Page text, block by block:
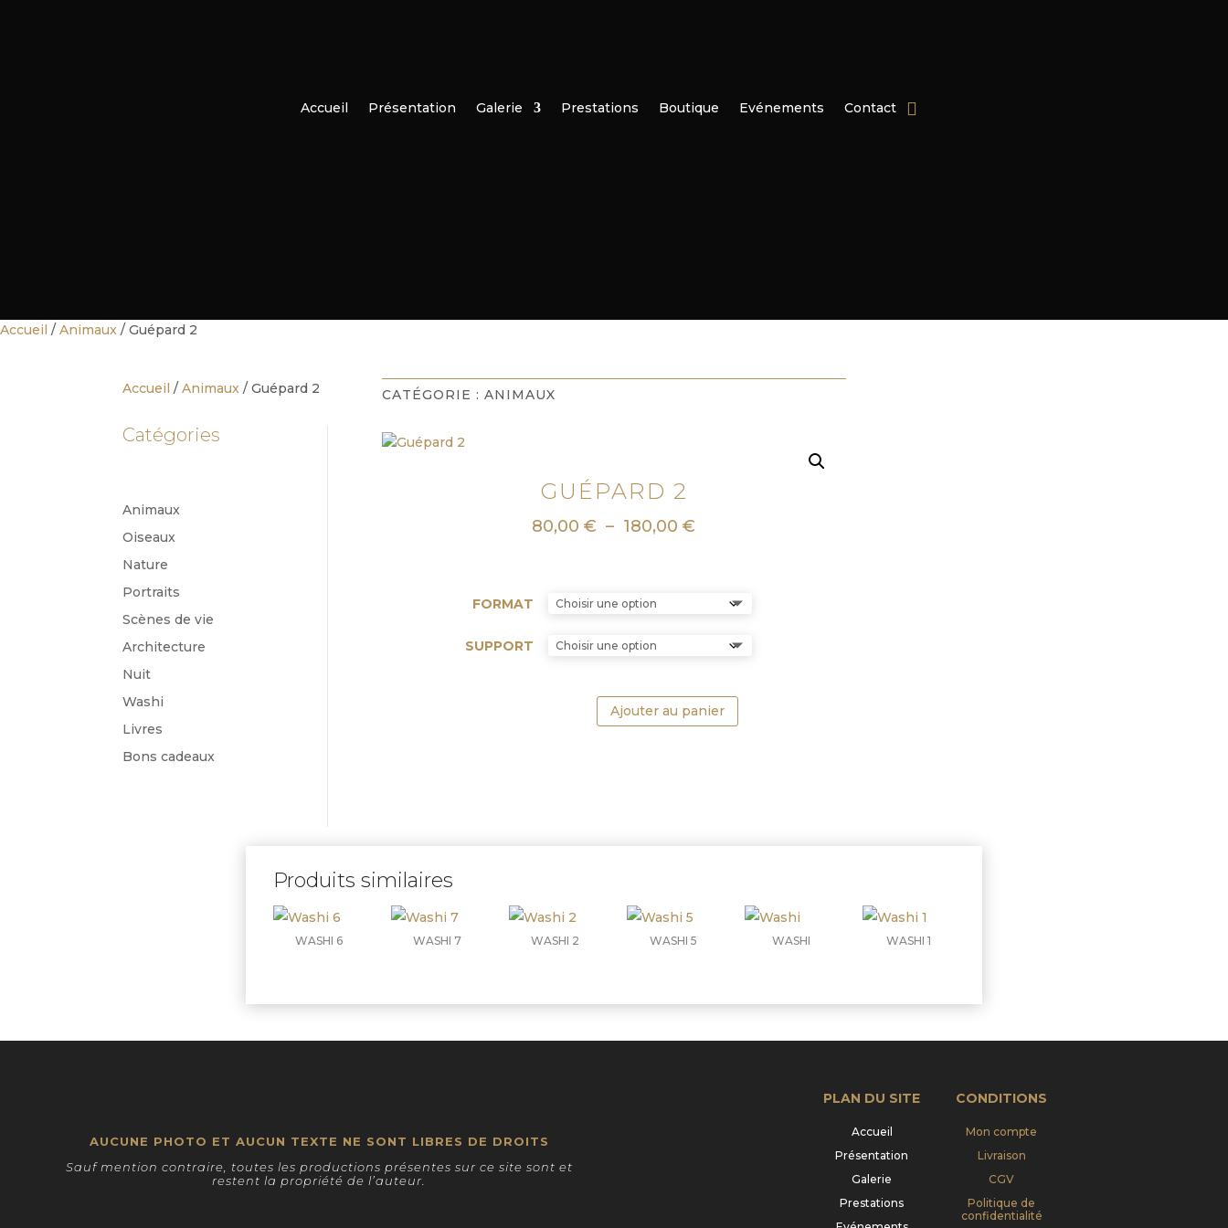
Accueil Présentation Galerie Prestations Boutique Evénements Contact
Accueil / Animaux / Guépard 2
Accueil /Animaux / Guépard 2
Catégories
Animaux
Oiseaux
Nature
Portraits
Scènes de vie
Architecture
Nuit
Washi
Livres
Bons cadeaux
CATÉGORIE : ANIMAUX
GUÉPARD 2
80,00€ – 180,00€
FORMAT
SUPPORT
Ajouter au panier
Produits similaires
WASHI 6 WASHI 7 WASHI 2 WASHI 5 WASHI WASHI 1
AUCUNE PHOTO ET AUCUN TEXTE NE SONT LIBRES DE DROITS
Sauf mention contraire, toutes les productions présentes sur ce site sont et
restent la propriété de l’auteur.
PLAN DU SITE
Accueil
Présentation
Galerie
Prestations
CONDITIONS
Mon compte
Livraison
CGV
Politique de
confidentialité